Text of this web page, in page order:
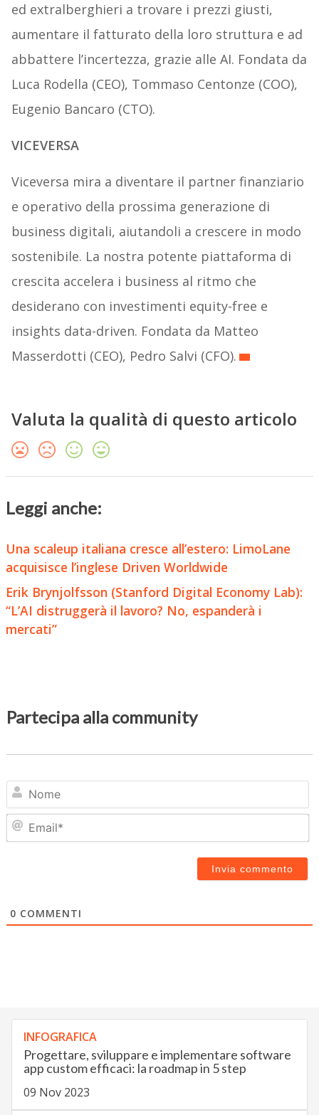
ed extralberghieri a trovare i prezzi giusti,
aumentare il fatturato della loro struttura e ad
abbattere l’incertezza, grazie alle AI. Fondata da
Luca Rodella (CEO), Tommaso Centonze (COO),
Eugenio Bancaro (CTO).
VICEVERSA
Viceversa mira a diventare il partner finanziario
e operativo della prossima generazione di
business digitali, aiutandoli a crescere in modo
sostenibile. La nostra potente piattaforma di
crescita accelera i business al ritmo che
desiderano con investimenti equity-free e
insights data-driven. Fondata da Matteo
Masserdotti (CEO), Pedro Salvi (CFO).
Valuta la qualità di questo articolo
Leggi anche:
Una scaleup italiana cresce all’estero: LimoLane
acquisisce l’inglese Driven Worldwide
Erik Brynjolfsson (Stanford Digital Economy Lab):
“L’AI distruggerà il lavoro? No, espanderà i
mercati”
Partecipa alla community
0 COMMENTI
INFOGRAFICA
Progettare, sviluppare e implementare software
app custom efficaci: la roadmap in 5 step
09 Nov 2023